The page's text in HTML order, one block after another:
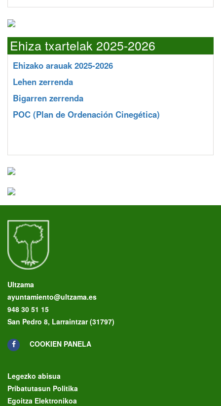
Ehiza txartelak 2025-2026
Ehizako arauak 2025-2026
Lehen zerrenda
Bigarren zerrenda
POC (Plan de Ordenación Cinegética)
Ultzama
ayuntamiento@ultzama.es
948 30 51 15
San Pedro 8, Larraintzar (31797)
COOKIEN PANELA
Legezko abisua
Pribatutasun Politika
Egoitza Elektronikoa